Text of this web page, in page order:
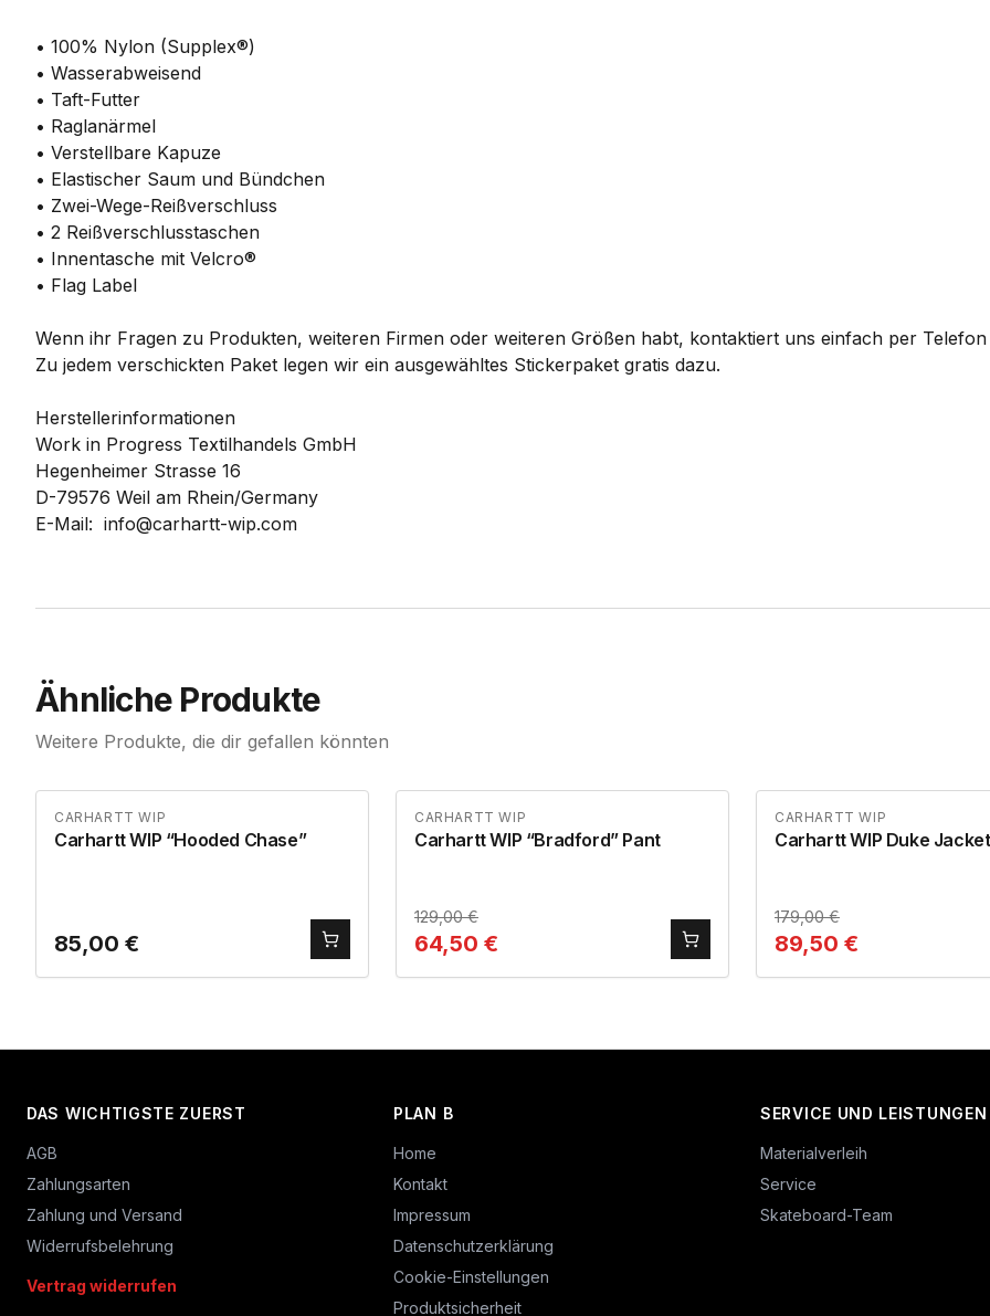
• 100% Nylon (Supplex®)
• Wasserabweisend
• Taft-Futter
• Raglanärmel
• Verstellbare Kapuze
• Elastischer Saum und Bündchen
• Zwei-Wege-Reißverschluss
• 2 Reißverschlusstaschen
• Innentasche mit Velcro®
• Flag Label
Wenn ihr Fragen zu Produkten, weiteren Firmen oder weiteren Größen habt, kontaktiert uns einfach per Telefon
Zu jedem verschickten Paket legen wir ein ausgewähltes Stickerpaket gratis dazu.
Herstellerinformationen
Work in Progress Textilhandels GmbH
Hegenheimer Strasse 16
D-79576 Weil am Rhein/Germany
E-Mail: info@carhartt-wip.com
Ähnliche Produkte
Weitere Produkte, die dir gefallen könnten
CARHARTT WIP
Carhartt WIP “Hooded Chase”
85,00 €
CARHARTT WIP
Carhartt WIP “Bradford” Pant
129,00€
64,50 €
CARHARTT WIP
Carhartt WIP Duke Jacket
179,00€
89,50 €
DAS WICHTIGSTE ZUERST
AGB
Zahlungsarten
Zahlung und Versand
Widerrufsbelehrung
Vertrag widerrufen
PLAN B
Home
Kontakt
Impressum
Datenschutzerklärung
Cookie-Einstellungen
Produktsicherheit
SERVICE UND LEISTUNGEN
Materialverleih
Service
Skateboard-Team